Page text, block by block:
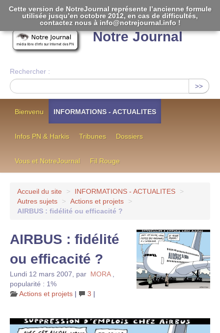
Notre Journal
Rechercher :
>>
Bienvenu INFORMATIONS - ACTUALITES
Infos PN & Harkis Tribunes Dossiers
Vous et NotreJournal Fil Rouge
Accueil du site > INFORMATIONS - ACTUALITES
>
Autres sujets
> Actions et projets
>
AIRBUS : fidélité ou efficacité ?
AIRBUS : fidélité
ou efficacité ?
Lundi 12 mars 2007 par MORA
popularité : 1%
Actions et projets | 3 |
Cette version de NotreJournal représente l’ancienne formule
utilisée jusqu’en octobre 2012, en cas de difficultés,
contactez nous à info@notrejournal.info !